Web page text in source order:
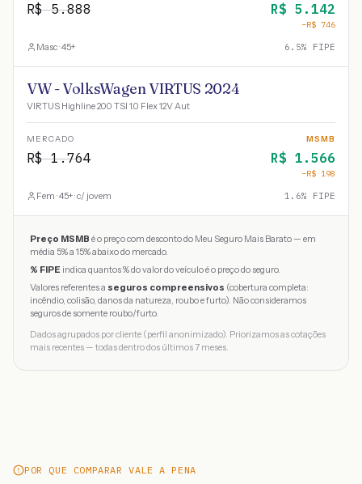
R$5.888 R$ 5.142
−R$ 746
Masc · 45+ 6.5% FIPE
VW - VolksWagen VIRTUS 2024
VIRTUS Highline 200 TSI 1.0 Flex 12V Aut
MERCADO
R$1.764
MSMB
R$ 1.566
−R$ 198
Fem · 45+ · c/ jovem 1.6% FIPE
Preço MSMB é o preço com desconto do Meu Seguro Mais Barato — em
média 5% a 15% abaixo do mercado.
% FIPE indica quantos % do valor do veículo é o preço do seguro.
Valores referentes a seguros compreensivos (cobertura completa:
incêndio, colisão, danos da natureza, roubo e furto). Não consideramos
seguros de somente roubo/furto.
Dados agrupados por cliente (perfil anonimizado). Priorizamos as cotações
mais recentes — todas dentro dos últimos 7 meses.
POR QUE COMPARAR VALE A PENA